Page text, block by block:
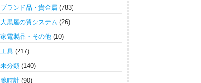
ブランド品・貴金属 (783)
大黒屋の質システム (26)
家電製品・その他 (10)
工具 (217)
未分類 (140)
腕時計 (90)